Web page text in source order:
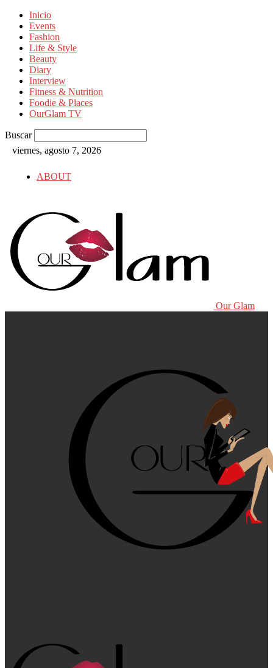
Inicio
Events
Fashion
Life & Style
Beauty
Diary
Interview
Fitness & Nutrition
Foodie & Places
OurGlam TV
Buscar
viernes, agosto 7, 2026
ABOUT
Our Glam